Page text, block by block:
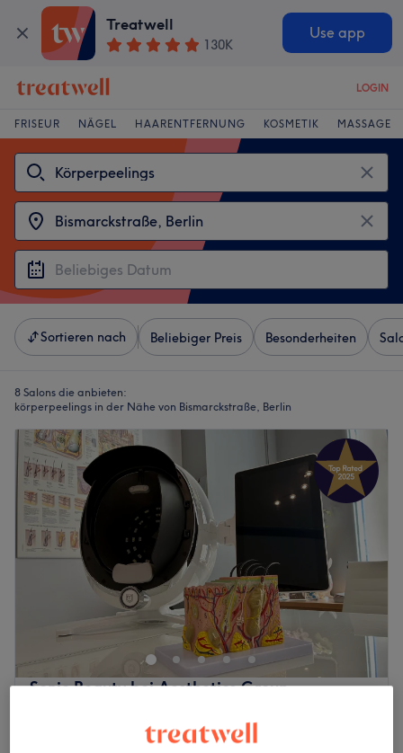
Treatwell
130K
Use app
LOGIN
FRISEUR NÄGEL HAARENTFERNUNG KOSMETIK MASSAGE
Sortieren nach Beliebiger Preis Besonderheiten
8 Salons die anbieten:
körperpeelings in der Nähe von Bismarckstraße, Berlin
Sonic Beauty bei Aesthetics Group
Auf Karte anzeigen